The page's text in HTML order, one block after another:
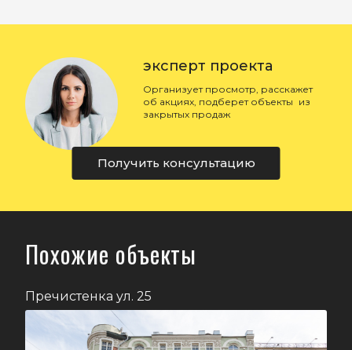
эксперт проекта
Организует просмотр, расскажет
об акциях, подберет объекты из
закрытых продаж
Получить консультацию
Похожие объекты
Пречистенка ул. 25